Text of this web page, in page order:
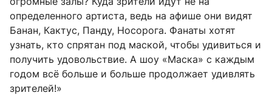
определенного артиста, ведь на афише они видят
Банан, Кактус, Панду, Носорога. Фанаты хотят
узнать, кто спрятан под маской, чтобы удивиться и
получить удовольствие. А шоу «Маска» с каждым
годом всё больше и больше продолжает удивлять
зрителей!»